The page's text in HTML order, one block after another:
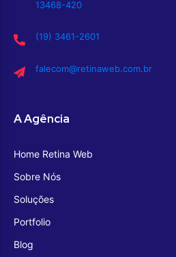
13468-420
(19) 3461-2601
falecom@retinaweb.com.br
A Agência
Home Retina Web
Sobre Nós
Soluções
Portfolio
Blog